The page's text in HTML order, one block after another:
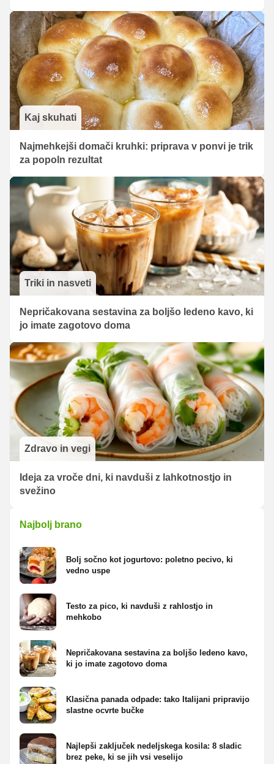
Kaj skuhati
Najmehkejši domači kruhki: priprava v ponvi je trik
za popoln rezultat
Triki in nasveti
Nepričakovana sestavina za boljšo ledeno kavo, ki
jo imate zagotovo doma
Zdravo in vegi
Ideja za vroče dni, ki navduši z lahkotnostjo in
svežino
Najbolj brano
Bolj sočno kot jogurtovo: poletno pecivo, ki
vedno uspe
Testo za pico, ki navduši z rahlostjo in
mehkobo
Nepričakovana sestavina za boljšo ledeno kavo,
ki jo imate zagotovo doma
Klasična panada odpade: tako Italijani pripravijo
slastne ocvrte bučke
Najlepši zaključek nedeljskega kosila: 8 sladic
brez peke, ki se jih vsi veselijo